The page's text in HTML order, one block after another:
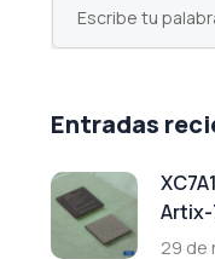
Entradas
Artix-
29 de